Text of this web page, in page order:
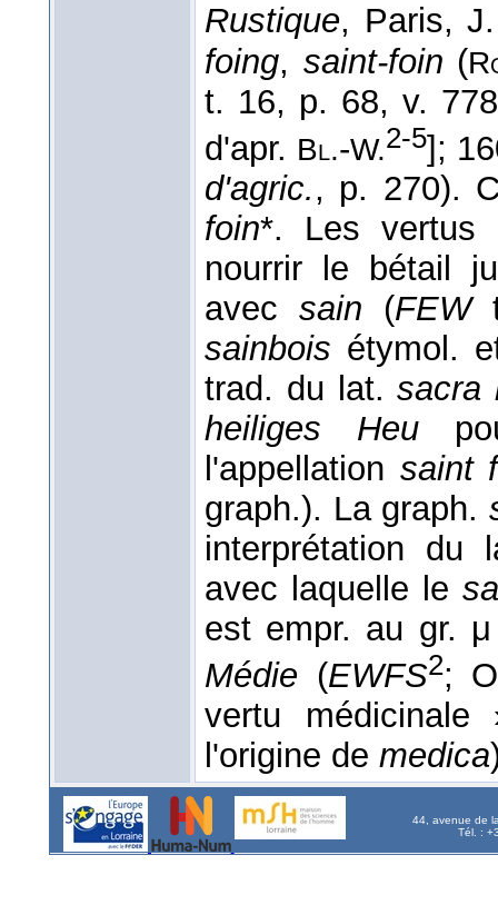
Rustique, Paris,
foing, saint-foin (
t. 16, p. 68, v.
d'apr. Bl.-W.2-5];
d'agric., p. 270).
foin*. Les vertus
nourrir le bétail
avecsain (FEW
sainbois étymol.
trad. du lat.sacra
heiliges Heu
l'appellation saint
graph.). La graph.
interprétation du
avec laquelle le
est empr. au gr.
Médie (EWFS2;
vertu
l'origine de medica
44, avenue de
Tél. :